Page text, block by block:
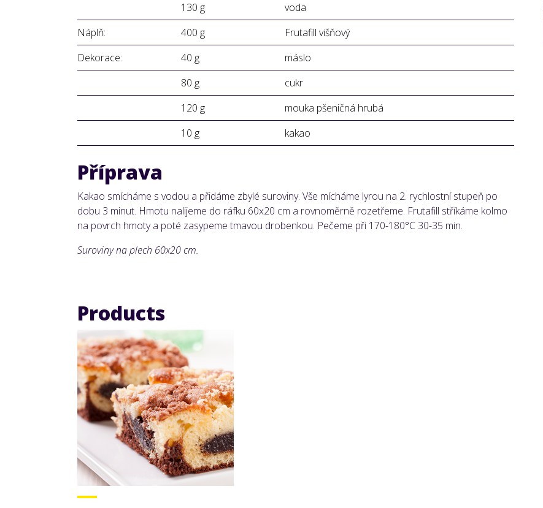
130 g
voda
Náplň:
400 g
Frutafill višňový
Dekorace:
40 g
máslo
80 g
cukr
120 g
mouka pšeničná hrubá
10 g
kakao
Příprava
Kakao smícháme s vodou a přidáme zbylé suroviny. Vše mícháme lyrou na 2. rychlostní stupeň po
dobu 3 minut. Hmotu nalijeme do ráfku 60x20 cm a rovnoměrně rozetřeme. Frutafill stříkáme kolmo
na povrch hmoty a poté zasypeme tmavou drobenkou. Pečeme při 170-180°C 30-35 min.
Suroviny na plech 60x20 cm.
Products